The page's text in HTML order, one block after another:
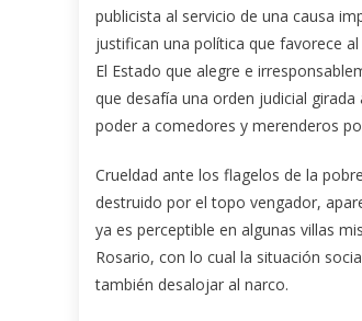
publicista al servicio de una causa
justifican una política que favorece
El Estado que alegre e
que desafía una orden judicial
poder a comedores y merenderos
Crueldad ante los flagelos de la
destruido por el topo vengador,
ya es perceptible en algunas villas
Rosario, con lo cual la situación
también desalojar al narco.